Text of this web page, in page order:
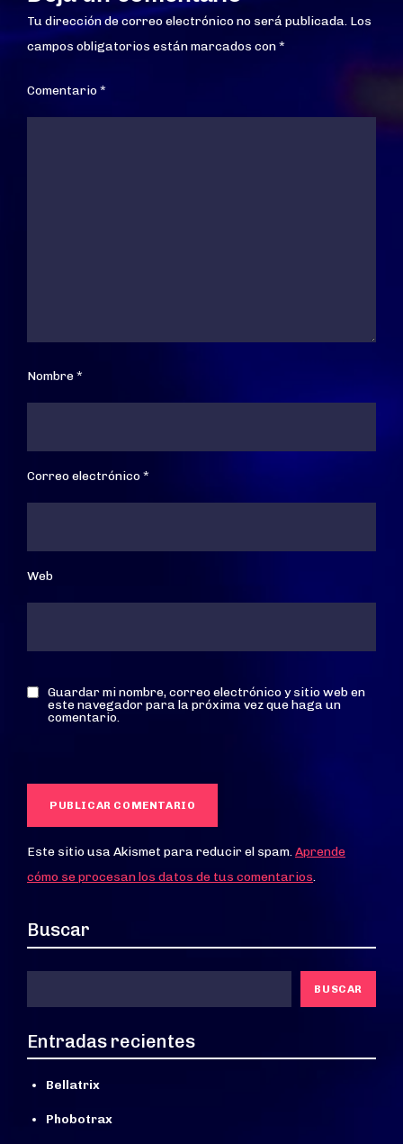
Tu dirección de correo electrónico no será publicada. Los
campos obligatorios están marcados con*
Comentario*
Nombre*
Correo electrónico*
Web
Guardar mi nombre, correo electrónico y sitio web en
este navegador para la próxima vez que haga un
comentario.
Este sitio usa Akismet para reducir el spam.Aprende
cómo se procesan los datos de tus comentarios.
Buscar
BUSCAR
Entradas recientes
Bellatrix
Phobotrax